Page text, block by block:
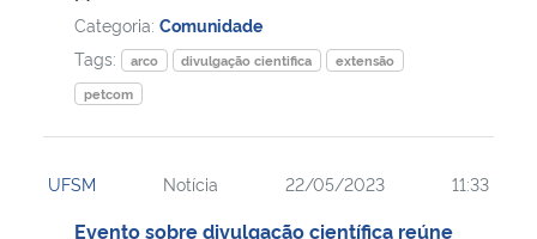
Categoria: Comunidade
Tags:
arco divulgação cientifica
extensão
petcom
UFSM Notícia 22/05/2023 11:33
Evento sobre divulgação científica reúne